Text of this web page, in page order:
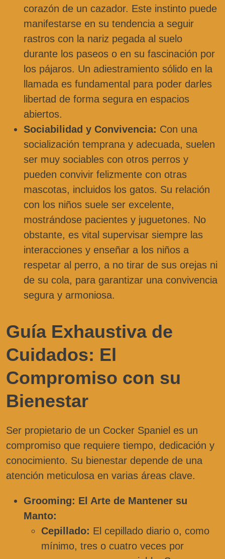
corazón de un cazador. Este instinto puede
manifestarse en su tendencia a seguir
rastros con la nariz pegada al suelo
durante los paseos o en su fascinación por
los pájaros. Un adiestramiento sólido en la
llamada es fundamental para poder darles
libertad de forma segura en espacios
abiertos.
Sociabilidad y Convivencia: Con una
socialización temprana y adecuada, suelen
ser muy sociables con otros perros y
pueden convivir felizmente con otras
mascotas, incluidos los gatos. Su relación
con los niños suele ser excelente,
mostrándose pacientes y juguetones. No
obstante, es vital supervisar siempre las
interacciones y enseñar a los niños a
respetar al perro, a no tirar de sus orejas ni
de su cola, para garantizar una convivencia
segura y armoniosa.
Guía Exhaustiva de
Cuidados: El
Compromiso con su
Bienestar
Ser propietario de un Cocker Spaniel es un
compromiso que requiere tiempo, dedicación y
conocimiento. Su bienestar depende de una
atención meticulosa en varias áreas clave.
Grooming: El Arte de Mantener su
Manto:
Cepillado: El cepillado diario o, como
mínimo, tres o cuatro veces por